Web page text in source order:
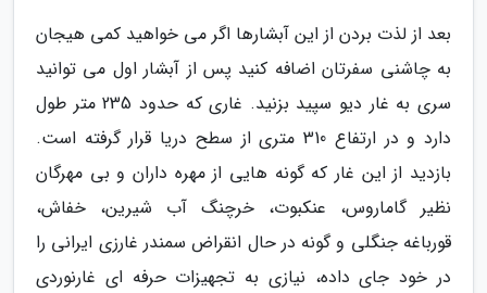
بعد از لذت بردن از این آبشارها اگر می خواهید کمی هیجان
به چاشنی سفرتان اضافه کنید پس از آبشار اول می توانید
سری به غار دیو سپید بزنید. غاری که حدود 235 متر طول
دارد و در ارتفاع 310 متری از سطح دریا قرار گرفته است.
بازدید از این غار که گونه هایی از مهره داران و بی مهرگان
نظیر گاماروس، عنکبوت، خرچنگ آب شیرین، خفاش،
قورباغه جنگلی و گونه در حال انقراض سمندر غارزی ایرانی را
در خود جای داده، نیازی به تجهیزات حرفه ای غارنوردی